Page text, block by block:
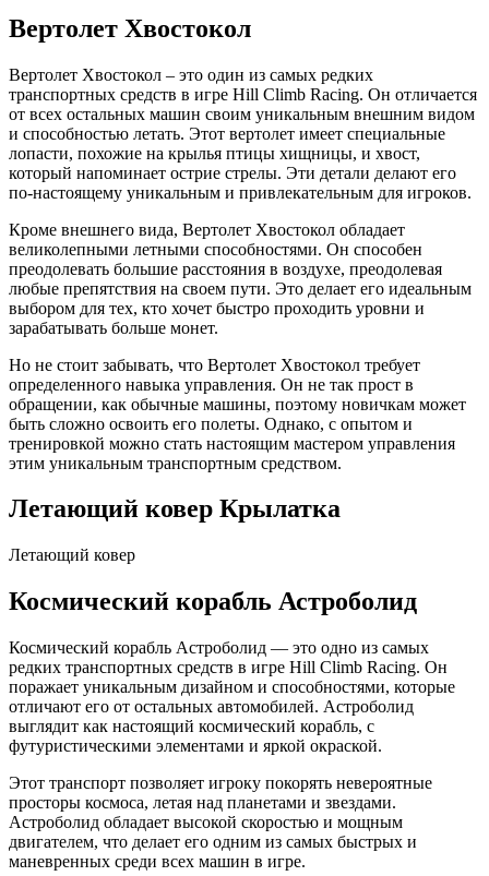
Вертолет Хвостокол
Вертолет Хвостокол – это один из самых редких
транспортных средств в игре Hill Climb Racing. Он отличается
от всех остальных машин своим уникальным внешним видом
и способностью летать. Этот вертолет имеет специальные
лопасти, похожие на крылья птицы хищницы, и хвост,
который напоминает острие стрелы. Эти детали делают его
по-настоящему уникальным и привлекательным для игроков.
Кроме внешнего вида, Вертолет Хвостокол обладает
великолепными летными способностями. Он способен
преодолевать большие расстояния в воздухе, преодолевая
любые препятствия на своем пути. Это делает его идеальным
выбором для тех, кто хочет быстро проходить уровни и
зарабатывать больше монет.
Но не стоит забывать, что Вертолет Хвостокол требует
определенного навыка управления. Он не так прост в
обращении, как обычные машины, поэтому новичкам может
быть сложно освоить его полеты. Однако, с опытом и
тренировкой можно стать настоящим мастером управления
этим уникальным транспортным средством.
Летающий ковер Крылатка
Летающий ковер
Космический корабль Астроболид
Космический корабль Астроболид — это одно из самых
редких транспортных средств в игре Hill Climb Racing. Он
поражает уникальным дизайном и способностями, которые
отличают его от остальных автомобилей. Астроболид
выглядит как настоящий космический корабль, с
футуристическими элементами и яркой окраской.
Этот транспорт позволяет игроку покорять невероятные
просторы космоса, летая над планетами и звездами.
Астроболид обладает высокой скоростью и мощным
двигателем, что делает его одним из самых быстрых и
маневренных среди всех машин в игре.